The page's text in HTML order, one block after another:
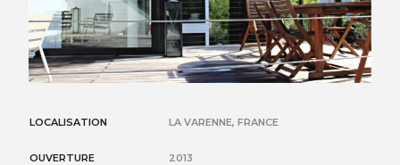
LOCALISATION LA VARENNE, FRANCE
OUVERTURE 2013